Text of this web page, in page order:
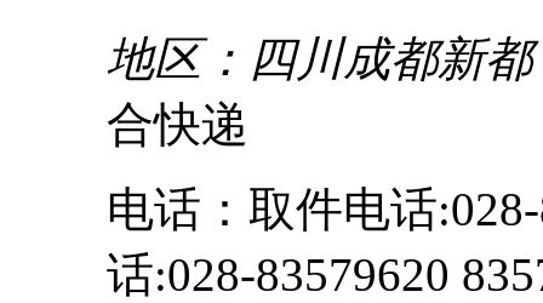
地区：四川成都新都
合快递
电话：取件电话
话:028-83579620